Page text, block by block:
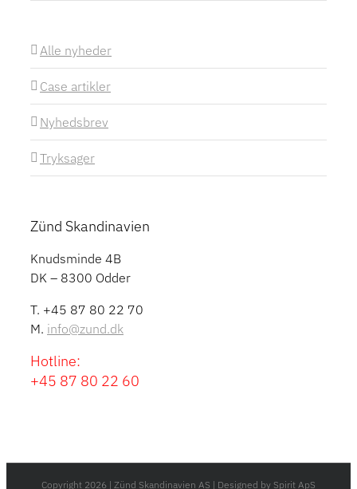
Alle nyheder
Case artikler
Nyhedsbrev
Tryksager
Zünd Skandinavien
Knudsminde 4B
DK – 8300 Odder
T. +45 87 80 22 70
M. info@zund.dk
Hotline:
+45 87 80 22 60
Copyright 2026 | Zünd Skandinavien AS | Designed by Spirit ApS